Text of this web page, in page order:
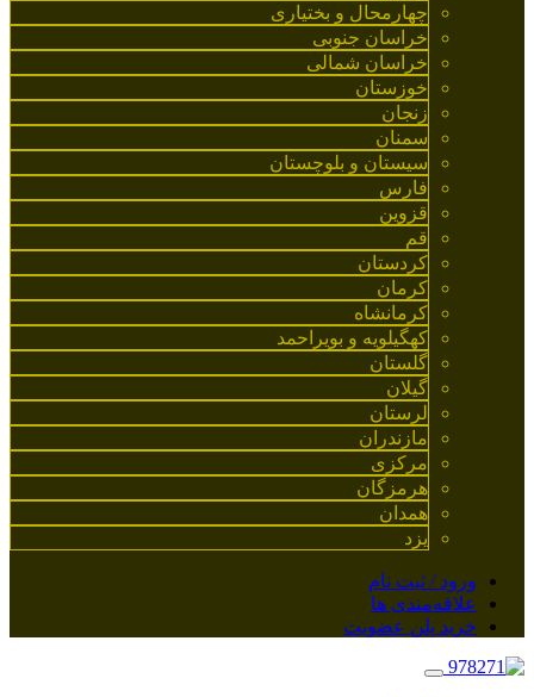
چهارمحال و بختیاری
خراسان جنوبی
خراسان شمالی
خوزستان
زنجان
سمنان
سیستان و بلوچستان
فارس
قزوین
قم
کردستان
کرمان
کرمانشاه
کهگیلویه و بویراحمد
گلستان
گیلان
لرستان
مازندران
مرکزی
هرمزگان
همدان
یزد
ورود / ثبت نام
علاقه‌مندی ها
خرید پلن عضویت